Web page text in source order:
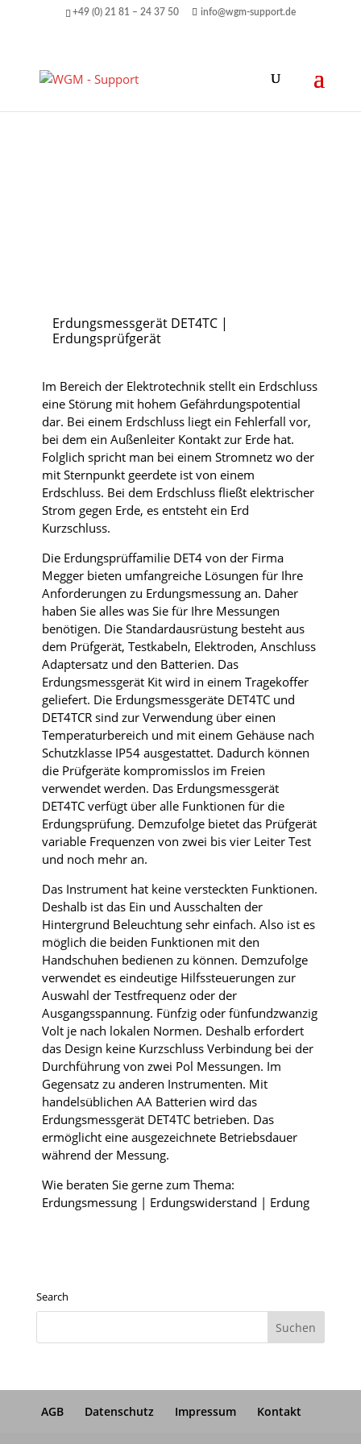
+49 (0) 21 81 – 24 37 50 info@wgm-support.de
Erdungsmessgerät DET4TC |
Erdungsprüfgerät
Im Bereich der Elektrotechnik stellt ein Erdschluss
eine Störung mit hohem Gefährdungspotential
dar. Bei einem Erdschluss liegt ein Fehlerfall vor,
bei dem ein Außenleiter Kontakt zur Erde hat.
Folglich spricht man bei einem Stromnetz wo der
mit Sternpunkt geerdete ist von einem
Erdschluss. Bei dem Erdschluss fließt elektrischer
Strom gegen Erde, es entsteht ein Erd
Kurzschluss.
Die Erdungsprüffamilie DET4 von der Firma
Megger bieten umfangreiche Lösungen für Ihre
Anforderungen zu Erdungsmessung an. Daher
haben Sie alles was Sie für Ihre Messungen
benötigen. Die Standardausrüstung besteht aus
dem Prüfgerät, Testkabeln, Elektroden, Anschluss
Adaptersatz und den Batterien. Das
Erdungsmessgerät Kit wird in einem Tragekoffer
geliefert. Die Erdungsmessgeräte DET4TC und
DET4TCR sind zur Verwendung über einen
Temperaturbereich und mit einem Gehäuse nach
Schutzklasse IP54 ausgestattet. Dadurch können
die Prüfgeräte kompromisslos im Freien
verwendet werden. Das Erdungsmessgerät
DET4TC verfügt über alle Funktionen für die
Erdungsprüfung. Demzufolge bietet das Prüfgerät
variable Frequenzen von zwei bis vier Leiter Test
und noch mehr an.
Das Instrument hat keine versteckten Funktionen.
Deshalb ist das Ein und Ausschalten der
Hintergrund Beleuchtung sehr einfach. Also ist es
möglich die beiden Funktionen mit den
Handschuhen bedienen zu können. Demzufolge
verwendet es eindeutige Hilfssteuerungen zur
Auswahl der Testfrequenz oder der
Ausgangsspannung. Fünfzig oder fünfundzwanzig
Volt je nach lokalen Normen. Deshalb erfordert
das Design keine Kurzschluss Verbindung bei der
Durchführung von zwei Pol Messungen. Im
Gegensatz zu anderen Instrumenten. Mit
handelsüblichen AA Batterien wird das
Erdungsmessgerät DET4TC betrieben. Das
ermöglicht eine ausgezeichnete Betriebsdauer
während der Messung.
Wie beraten Sie gerne zum Thema:
Erdungsmessung | Erdungswiderstand | Erdung
Search
AGB Datenschutz Impressum Kontakt